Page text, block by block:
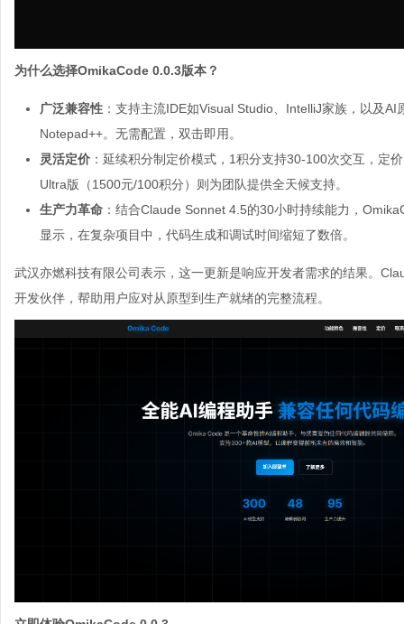
为什么选择OmikaCode 0.0.3版本？
广泛兼容性 ：支持主流IDE如Visual Studio、IntelliJ家族，以及
Notepad++。无需配置，双击即用。
灵活定价 ：延续积分制定价模式，1积分支持30-100次交互，定
Ultra版（1500元/100积分）则为团队提供全天候支持。
生产力革命 ：结合Claude Sonnet 4.5的30小时持续能力，
显示，在复杂项目中，代码生成和调试时间缩短了数倍。
武汉亦燃科技有限公司表示，这一更新是响应开发者需求的结果。
开发伙伴，帮助用户应对从原型到生产就绪的完整流程。